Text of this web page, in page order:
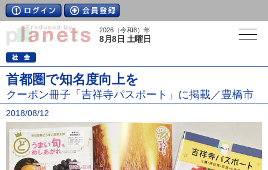
2026（令和8）年
8月8日 土曜日
首都圏で知名度向上を
クーポン冊子「吉祥寺パスポート」に掲載／豊橋市
2018/08/12